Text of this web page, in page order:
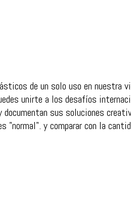
de un solo uso en nuestra
unirte a los desafíos
sus soluciones
y comparar con la